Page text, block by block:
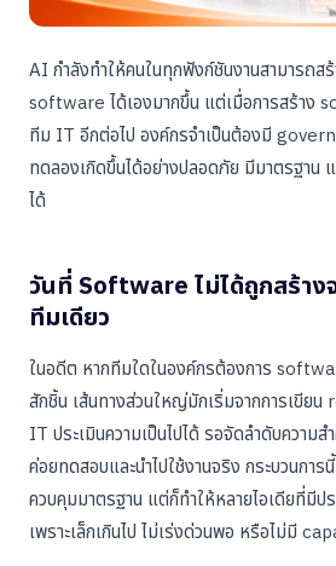
AI กำลังทำให้คนในทุกฟังก์ชันงานสามารถ
software ได้เองมากขึ้น แต่เมื่อการสร้าง
ทีม IT อีกต่อไป องค์กรจำเป็นต้องมี
ทดลองเกิดขึ้นได้อย่างปลอดภัย มีมาตรฐาน
ได้
วันที่ Software ไม่ได้ถูกสร้าง
ทีมเดียว
ในอดีต หากทีมใดในองค์กรต้องการ
สักชิ้น เส้นทางส่วนใหญ่มักเริ่มจากการเขีย
IT ประเมินความเป็นไปได้ รอจัดลำดับควา
ค่อยทดสอบและนำไปใช้งานจริง กระบวนการ
ควบคุมมาตรฐาน แต่ก็ทำให้หลายไอเดียที่มีป
เพราะเล็กเกินไป ไม่เร่งด่วนพอ หรือไม่มี